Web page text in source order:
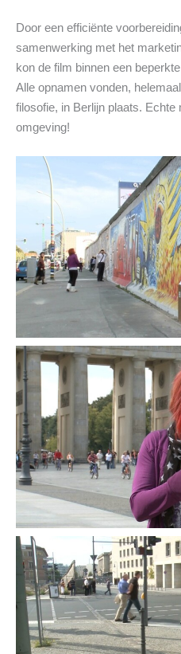
Door een efficiënte
samenwerking met het
kon de film binnen een
Alle opnamen vonden,
filosofie, in Berlijn plaats. Echte
omgeving!